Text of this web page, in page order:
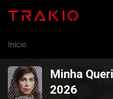
Início
Minha
2026